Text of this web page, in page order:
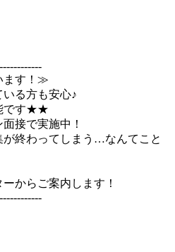
ます！≫
る方も安心♪
です★★
接で実施中！
が終わってしまう…なんてこと
からご案内します！